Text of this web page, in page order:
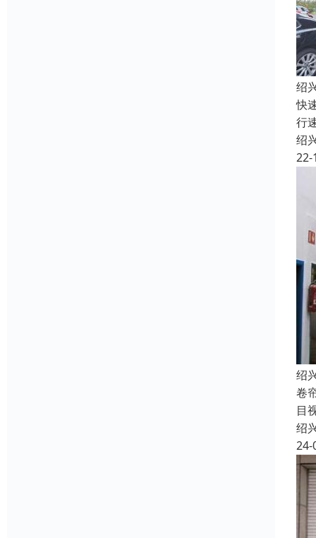
绍
快
行
绍
22-
绍
卷
目
绍
24-